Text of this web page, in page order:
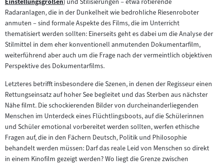
Zum
Inhalt:
Radaranlagen, die in der Dunkelheit wie bedrohliche Riesenroboter
anmuten – sind formale Aspekte des Films, die im Unterricht
thematisiert werden sollten: Einerseits geht es dabei um die Analyse der
Stilmittel in dem eher konventionell anmutenden Dokumentarfilm,
weiterführend aber auch um die Frage nach der vermeintlich objektiven
Perspektive des Dokumentarfilms.
Letzteres betrifft insbesondere die Szenen, in denen der Regisseur einen
Rettungseinsatz auf hoher See begleitet und das Sterben aus nächster
Nähe filmt. Die schockierenden Bilder von durcheinanderliegenden
Menschen im Unterdeck eines Flüchtlingsboots, auf die Schülerinnen
und Schüler emotional vorbereitet werden sollten, werfen ethische
Fragen auf, die in den Fächern Deutsch, Politik und Philosophie
behandelt werden müssen: Darf das reale Leid von Menschen so direkt
in einem Kinofilm gezeigt werden? Wo liegt die Grenze zwischen